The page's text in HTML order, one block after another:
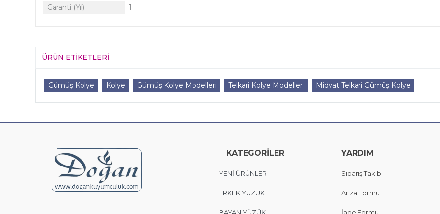
Garanti (Yıl)
1
ÜRÜN ETIKETLERI
Gümüş Kolye Kolye Gümüş Kolye Modelleri Telkari Kolye Modelleri Midyat Telkari Gümüş Kolye
KATEGORİLER
YENİ ÜRÜNLER
ERKEK YÜZÜK
BAYAN YÜZÜK
YARDIM
Sipariş Takibi
Arıza Formu
İade Formu